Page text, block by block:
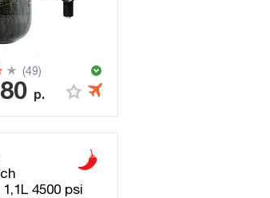
(49)
р.
4500 psi